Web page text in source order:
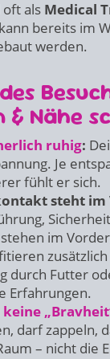
als Medical
bereits im
werden.
Nähe
ruhig:
Je
fühlt er sich.
steht im
im
durch Futter
Erfahrungen.
darf zappeln,
– nicht die